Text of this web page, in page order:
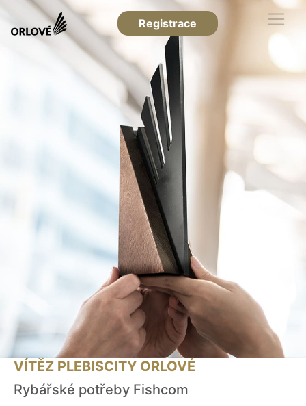
Registrace
VÍTĚZ PLEBISCITY ORLOVÉ
Rybářské potřeby Fishcom